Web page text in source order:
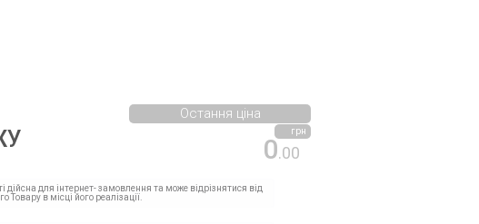
0.00
грн
Остання ціна
дійсна для інтернет- замовлення та може відрізнятися від
Товару в місці його реалізації.